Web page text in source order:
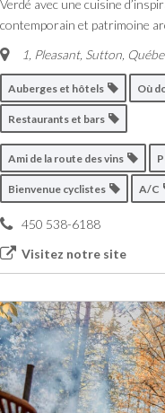
Verdé avec une cuisine
contemporain et patrimoine
1, Pleasant, Sutton,
Auberges et hôtels Où
Restaurants et bars
Ami de la route des vins
Bienvenue cyclistes A/C
450 538-6188
Visitez notre site